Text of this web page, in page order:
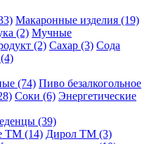
Макаронные изделия (19)
(2) Мучные
(2) Сахар (3) Сода
(74) Пиво безалкогольное
Соки (6) Энергетические
(39)
ТМ (14) Дирол ТМ (3)